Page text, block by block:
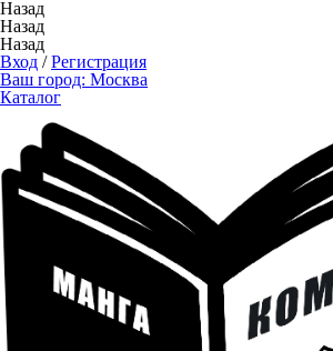
Назад
Назад
Назад
Вход /Регистрация
Ваш город: Москва
Каталог